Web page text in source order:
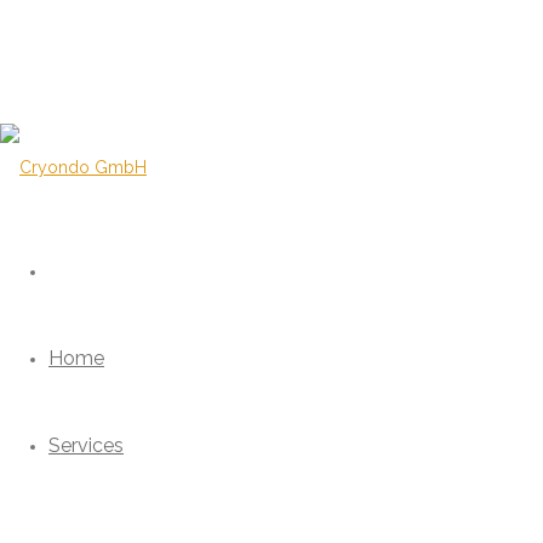
Home
Services